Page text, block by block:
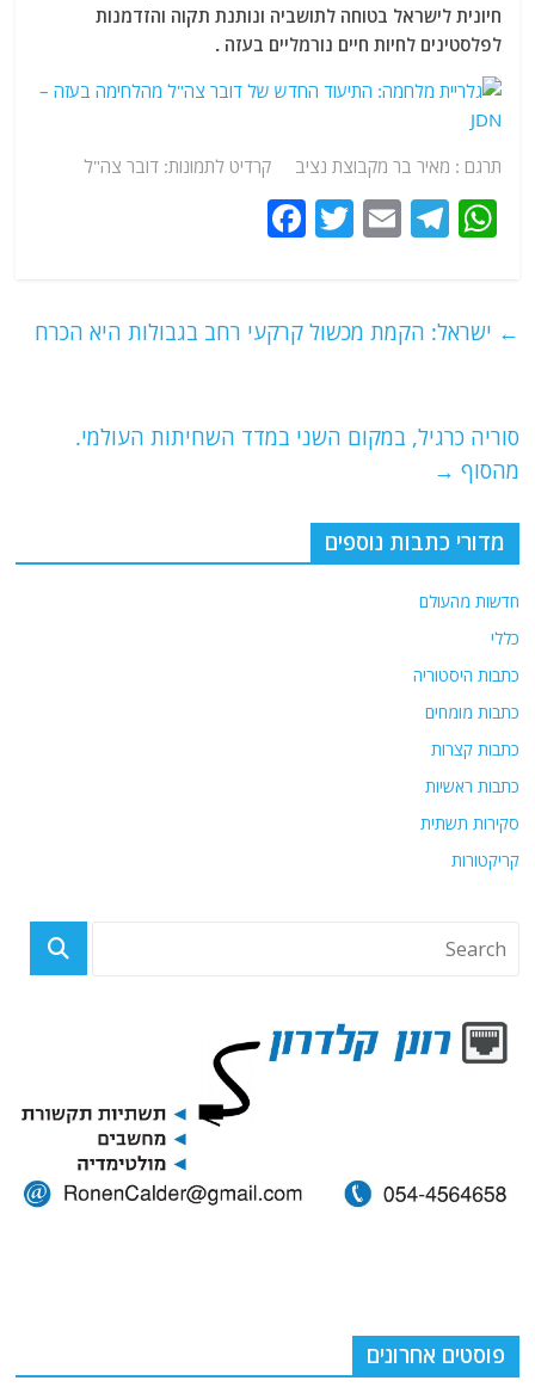
חיונית לישראל בטוחה לתושביה ונותנת תקוה והזדמנות
לפלסטינים לחיות חיים נורמליים בעזה .
תרגם : מאיר בר מקבוצת נציב קרדיט לתמונות: דובר צה"ל
W
s
p
T
g
E
l
T
er
e
o
← ישראל: הקמת מכשול קרקעי רחב בגבולות היא הכרח
סוריה כרגיל, במקום השני במדד השחיתות העולמי.
מהסוף →
מדורי כתבות נוספים
חדשות מהעולם
כללי
כתבות היסטוריה
כתבות מומחים
כתבות קצרות
כתבות ראשיות
סקירות תשתית
קריקטורות
פוסטים אחרונים